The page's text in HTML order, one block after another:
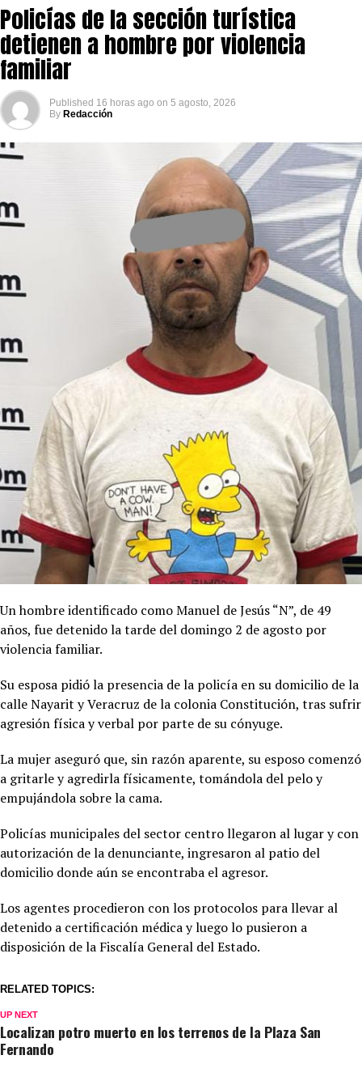
Policías de la sección turística
detienen a hombre por violencia
familiar
Published 16 horas ago on 5 agosto, 2026
By Redacción
Un hombre identificado como Manuel de Jesús “N”, de 49
años, fue detenido la tarde del domingo 2 de agosto por
violencia familiar.
Su esposa pidió la presencia de la policía en su domicilio de la
calle Nayarit y Veracruz de la colonia Constitución, tras sufrir
agresión física y verbal por parte de su cónyuge.
La mujer aseguró que, sin razón aparente, su esposo comenzó
a gritarle y agredirla físicamente, tomándola del pelo y
empujándola sobre la cama.
Policías municipales del sector centro llegaron al lugar y con
autorización de la denunciante, ingresaron al patio del
domicilio donde aún se encontraba el agresor.
Los agentes procedieron con los protocolos para llevar al
detenido a certificación médica y luego lo pusieron a
disposición de la Fiscalía General del Estado.
RELATED TOPICS:
UP NEXT
Localizan potro muerto en los terrenos de la Plaza San
Fernando